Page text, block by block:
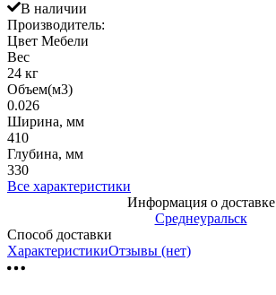
В наличии
Производитель:
Цвет Мебели
Вес
24 кг
Объем(м3)
0.026
Ширина, мм
410
Глубина, мм
330
Все характеристики
Информация о доставке
Среднеуральск
Способ доставки
ХарактеристикиОтзывы (нет)